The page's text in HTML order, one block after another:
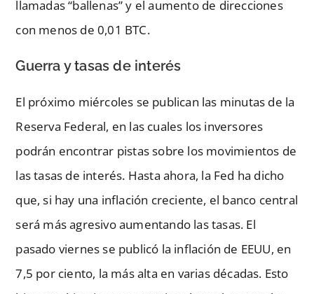
llamadas “ballenas” y el aumento de direcciones
con menos de 0,01 BTC.
Guerra y tasas de interés
El próximo miércoles se publican las minutas de la
Reserva Federal, en las cuales los inversores
podrán encontrar pistas sobre los movimientos de
las tasas de interés. Hasta ahora, la Fed ha dicho
que, si hay una inflación creciente, el banco central
será más agresivo aumentando las tasas. El
pasado viernes se publicó la inflación de EEUU, en
7,5 por ciento, la más alta en varias décadas. Esto